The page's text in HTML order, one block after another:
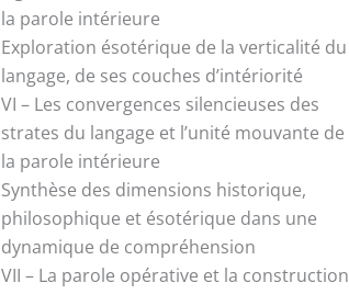
la parole intérieure
Exploration ésotérique de la verticalité du
langage, de ses couches d’intériorité
VI – Les convergences silencieuses des
strates du langage et l’unité mouvante de
la parole intérieure
Synthèse des dimensions historique,
philosophique et ésotérique dans une
dynamique de compréhension
VII – La parole opérative et la construction